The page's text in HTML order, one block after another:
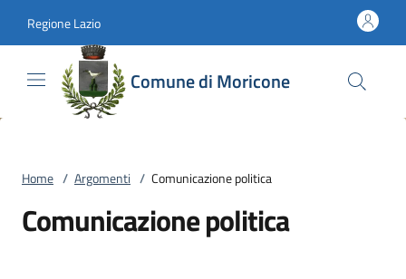
Regione Lazio
Comune di Moricone
Home / Argomenti / Comunicazione politica
Comunicazione politica